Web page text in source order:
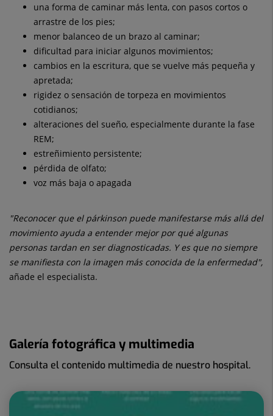
una forma de caminar más lenta, con pasos cortos o
arrastre de los pies;
menor balanceo de un brazo al caminar;
dificultad para iniciar algunos movimientos;
cambios en la escritura, que se vuelve más pequeña y
apretada;
rigidez o sensación de torpeza en movimientos
cotidianos;
alteraciones del sueño, especialmente durante la fase
REM;
estreñimiento persistente;
pérdida de olfato;
voz más baja o apagada
"Reconocer que el párkinson puede manifestarse más allá del
movimiento ayuda a entender mejor por qué algunas
personas tardan en ser diagnosticadas. Y es que no siempre
se manifiesta con la imagen más conocida de la enfermedad",
añade el especialista.
Galería fotográfica y multimedia
Consulta el contenido multimedia de nuestro hospital.